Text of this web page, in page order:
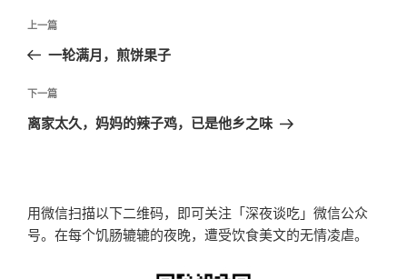
文
导
航
上
一
文
章
上一篇
一轮满月，煎饼果子
下
一
下一篇
离家太久，妈妈的辣子鸡，已是他乡之味
用微信扫描以下二维码，即可关注「深夜谈吃」微信公众
号。在每个饥肠辘辘的夜晚，遭受饮食美文的无情凌虐。